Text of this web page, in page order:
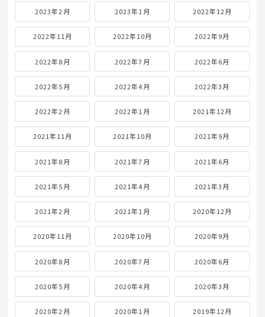
2023年2月 2023年1月 2022年12月
2022年11月 2022年10月 2022年9月
2022年8月 2022年7月 2022年6月
2022年5月 2022年4月 2022年3月
2022年2月 2022年1月 2021年12月
2021年11月 2021年10月 2021年9月
2021年8月 2021年7月 2021年6月
2021年5月 2021年4月 2021年3月
2021年2月 2021年1月 2020年12月
2020年11月 2020年10月 2020年9月
2020年8月 2020年7月 2020年6月
2020年5月 2020年4月 2020年3月
2020年2月 2020年1月 2019年12月